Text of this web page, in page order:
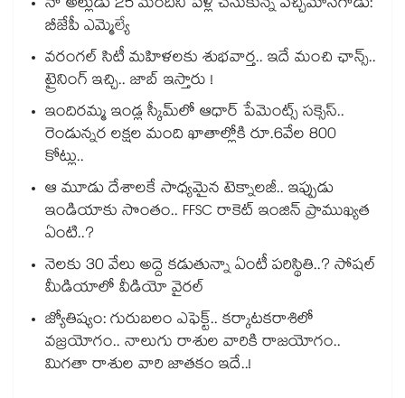
బీజేపీ ఎమ్మెల్యే
వరంగల్ సిటీ మహిళలకు శుభవార్త.. ఇదే మంచి ఛాన్స్..
ట్రైనింగ్ ఇచ్చి.. జాబ్ ఇస్తారు !
ఇందిరమ్మ ఇండ్ల స్కీమ్‌‌‌‌‌‌‌‌లో ఆధార్ పేమెంట్స్ సక్సెస్..
రెండున్నర లక్షల మంది ఖాతాల్లోకి రూ.6వేల 800
కోట్లు..
ఆ మూడు దేశాలకే సాధ్యమైన టెక్నాలజీ.. ఇప్పుడు
ఇండియాకు సొంతం.. FFSC రాకెట్ ఇంజిన్ ప్రాముఖ్యత
ఏంటి..?
నెలకు 30 వేలు అద్దె కడుతున్నా ఏంటీ పరిస్థితి..? సోషల్
మీడియాలో వీడియో వైరల్
జ్యోతిష్యం: గురుబలం ఎఫెక్ట్.. కర్కాటకరాశిలో
వజ్రయోగం.. నాలుగు రాశుల వారికి రాజయోగం..
మిగతా రాశుల వారి జాతకం ఇదే..!